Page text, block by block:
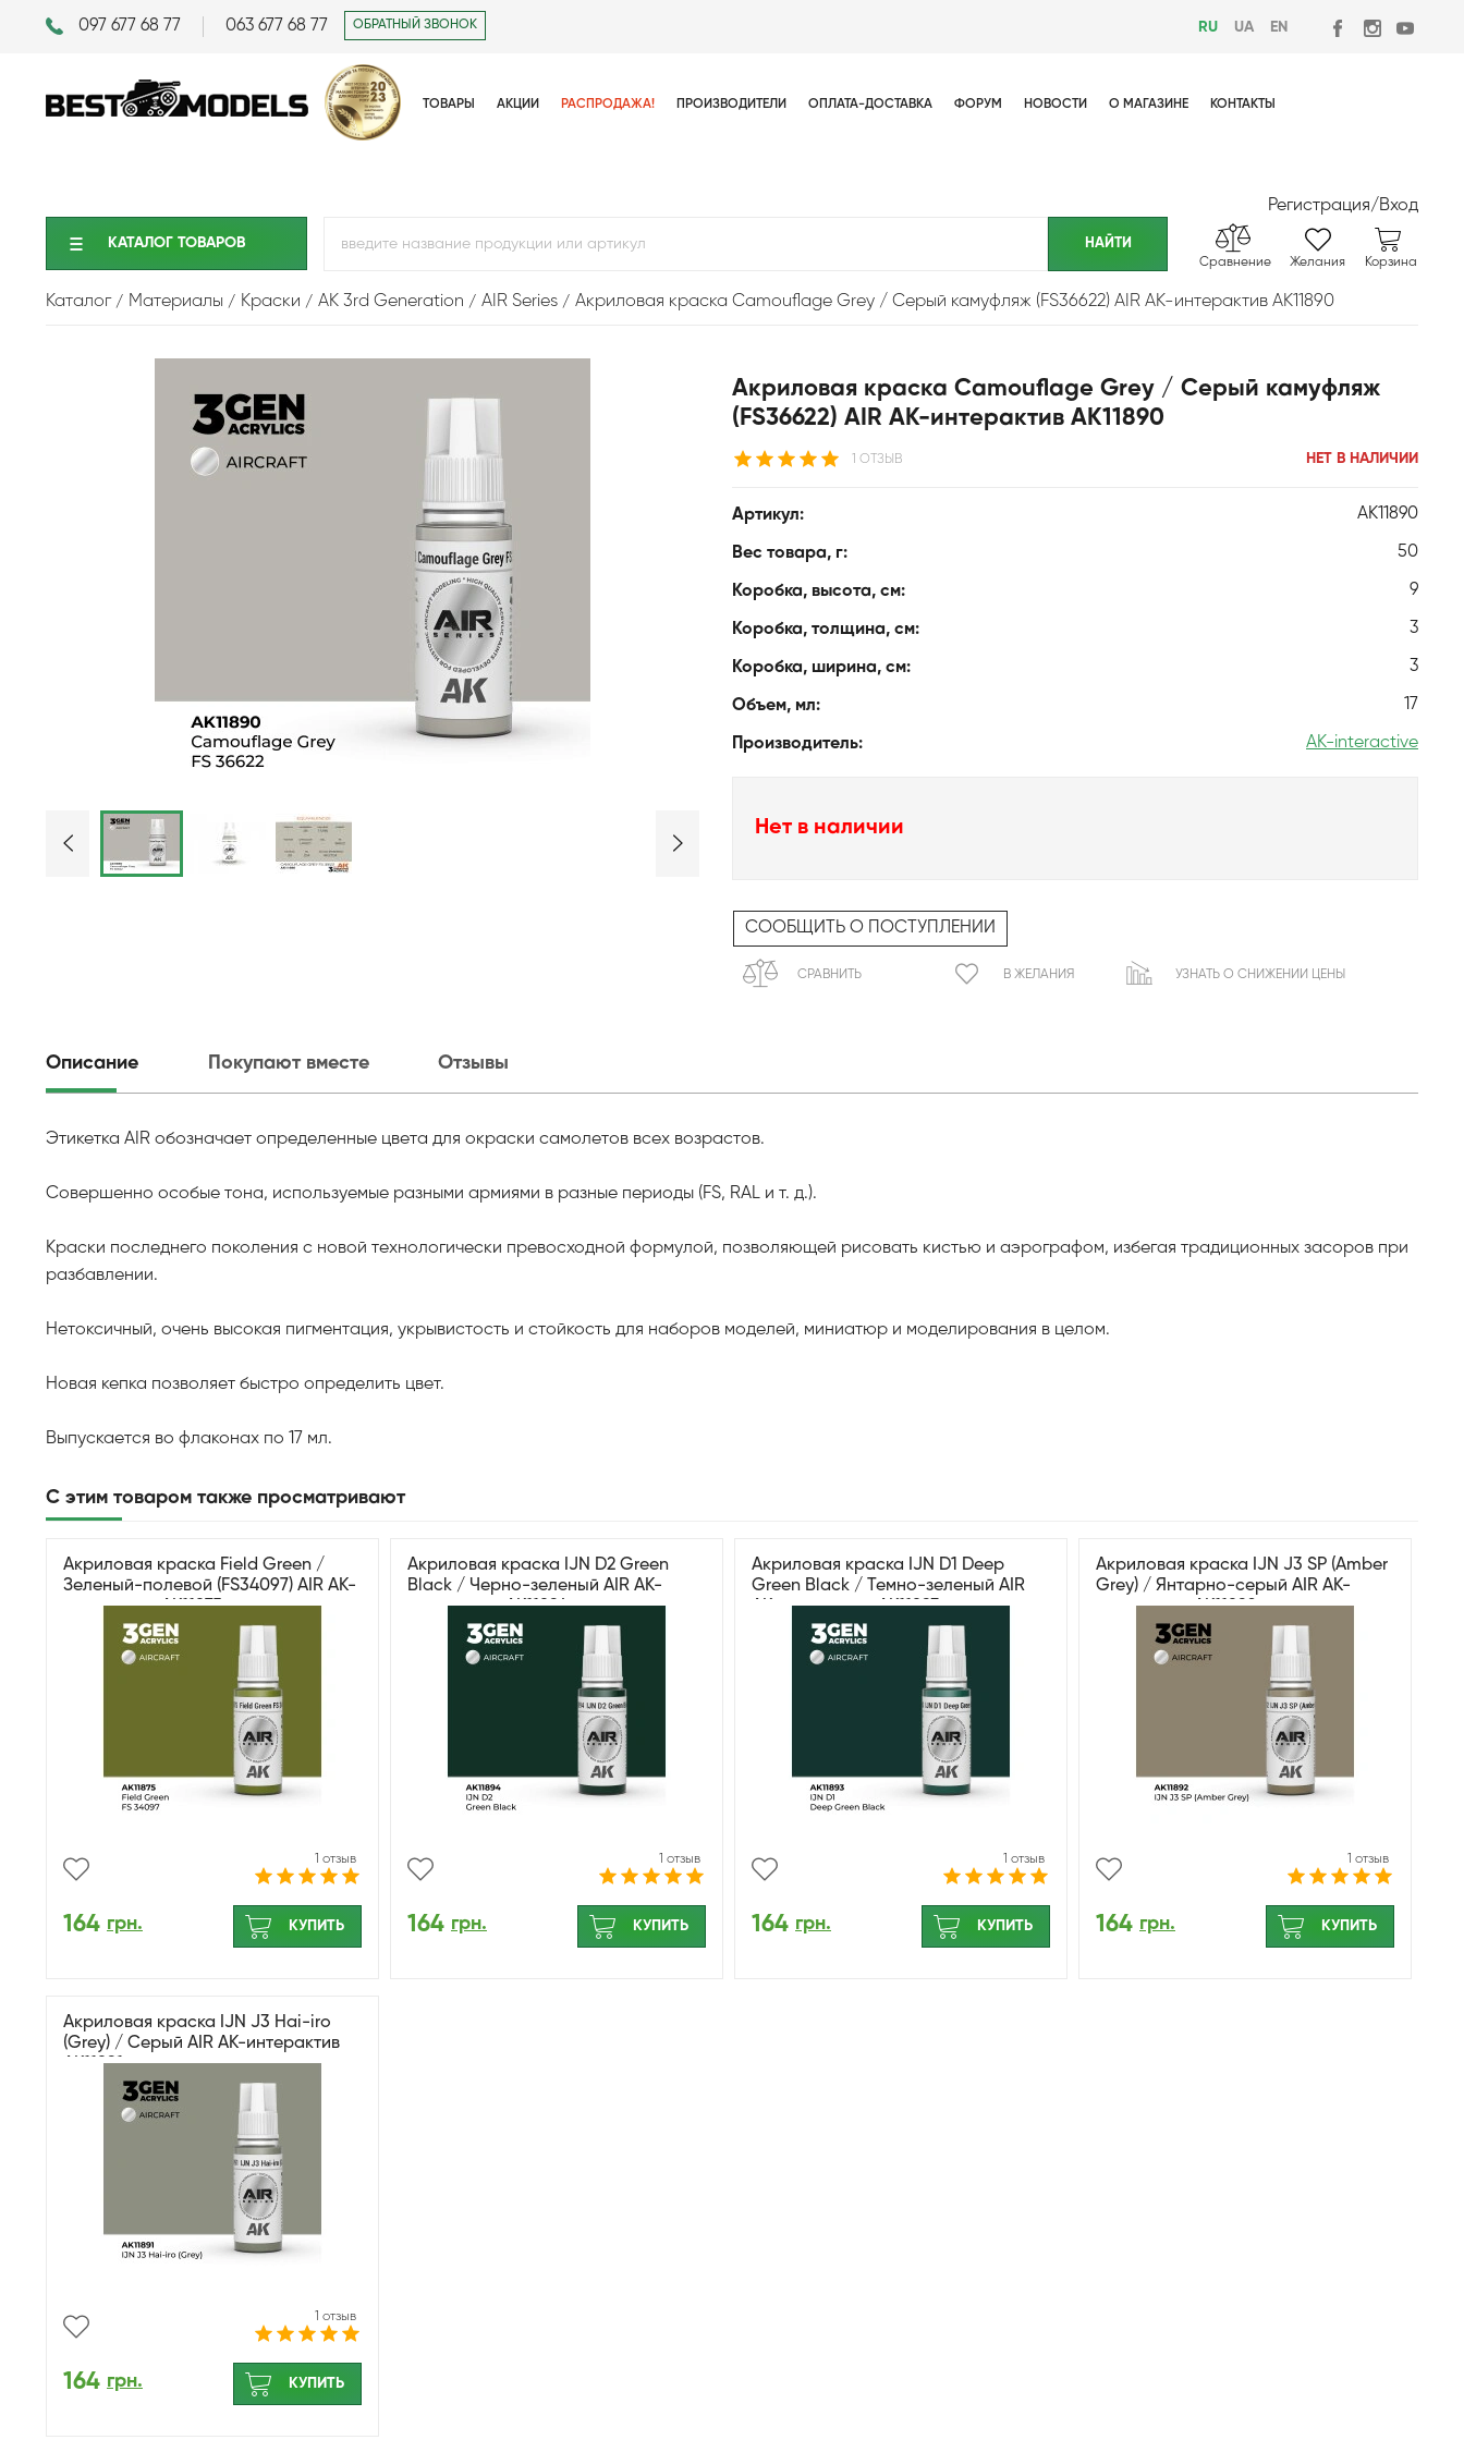
097 677 68 77 063 677 68 77 ОБРАТНЫЙ ЗВОНОК RU UA EN
ТОВАРЫ АКЦИИ РАСПРОДАЖА! ПРОИЗВОДИТЕЛИ ОПЛАТА-ДОСТАВКА ФОРУМ НОВОСТИ О МАГАЗИНЕ КОНТАКТЫ
Регистрация/Вход
КАТАЛОГ ТОВАРОВ
Сравнение Желания Корзина
Каталог Материалы Краски AK 3rd Generation AIR Series Акриловая краска Camouflage Grey / Серый камуфляж (FS36622) AIR АК-интерактив AK11890
Акриловая краска Camouflage Grey / Серый камуфляж
(FS36622) AIR АК-интерактив AK11890
1 ОТЗЫВ НЕТ В НАЛИЧИИ
Артикул: AK11890
Вес товара, г: 50
Коробка, высота, см: 9
Коробка, толщина, см: 3
Коробка, ширина, см: 3
Объем, мл: 17
Производитель: AK-interactive
Нет в наличии
СООБЩИТЬ О ПОСТУПЛЕНИИ
СРАВНИТЬ В ЖЕЛАНИЯ УЗНАТЬ О СНИЖЕНИИ ЦЕНЫ
Описание Покупают вместе Отзывы
Этикетка AIR обозначает определенные цвета для окраски самолетов всех возрастов.
Совершенно особые тона, используемые разными армиями в разные периоды (FS, RAL и т. д.).
Краски последнего поколения с новой технологически превосходной формулой, позволяющей рисовать кистью и аэрографом, избегая традиционных засоров при
разбавлении.
Нетоксичный, очень высокая пигментация, укрывистость и стойкость для наборов моделей, миниатюр и моделирования в целом.
Новая кепка позволяет быстро определить цвет.
Выпускается во флаконах по 17 мл.
С этим товаром также просматривают
Акриловая краска Field Green /
Зеленый-полевой (FS34097) AIR АК-
интерактив AK11875
1 отзыв
164 грн. КУПИТЬ
Акриловая краска IJN D2 Green
Black / Черно-зеленый AIR АК-
интерактив AK11894
1 отзыв
164 грн. КУПИТЬ
Акриловая краска IJN D1 Deep
Green Black / Темно-зеленый AIR
АК-интерактив AK11893
1 отзыв
164 грн. КУПИТЬ
Акриловая краска IJN J3 SP (Amber
Grey) / Янтарно-серый AIR АК-
интерактив AK11892
1 отзыв
164 грн. КУПИТЬ
Акриловая краска IJN J3 Hai-iro
(Grey) / Серый AIR АК-интерактив
AK11891
1 отзыв
164 грн. КУПИТЬ